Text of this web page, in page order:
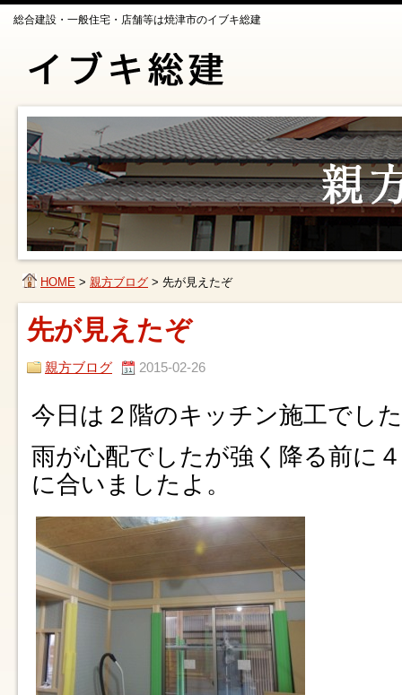
総合建設・一般住宅・店舗等は焼津市のイブキ総建
HOME > 親方ブログ > 先が見えたぞ
先が見えたぞ
親方ブログ 2015-02-26
今日は２階のキッチン施工でし
雨が心配でしたが強く降る前に
に合いましたよ。